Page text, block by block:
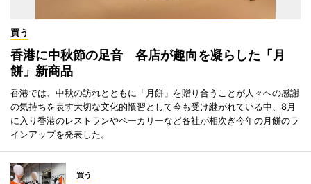
買う
香港に中秋節の足音 各店が趣向を凝らした「月
餅」新商品
香港では、中秋の訪れとともに「月餅」を贈り合うことが人々への感謝
の気持ちを表す大切な文化的慣習として今も受け継がれている中、8月
に入り香港のレストランやベーカリーなど各社が相次ぎ今年の月餅のラ
インアップを発表した。
買う